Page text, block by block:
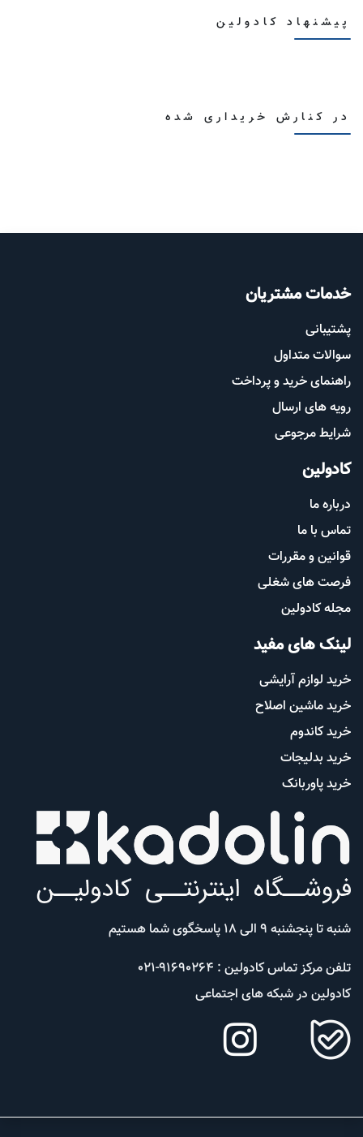
پیشنهاد کادولین
در کنارش خریداری شده
خدمات مشتریان
پشتیب​​انی
سوالات متداول
راهنمای خرید و پرداخت
رویه های ارسال
شرایط مرجوعی
کادولین
درباره ما
تماس با ما
قوانین و مقررات
فرصت های شغلی
مجله کادولین
لینک های مفید
خرید لوازم آرایشی
خرید ماشین اصلاح
خرید کاندوم
خرید بدلیجات
خرید پاوربانک
شنبه تا پنجشنبه 9 الی 18 پاسخگوی شما هستیم
تلفن مرکز تماس کادولین : 91690264-021
کادولین در شبکه های اجتماعی